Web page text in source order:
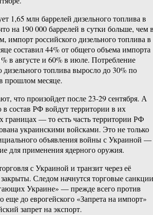
1,65 млн баррелей дизельного топлива в
на 190 000 баррелей в сутки больше, чем
импорт российского дизельного топлива в
составил 44% от общего объема импорта
в августе и 60% в июле. Потребление
дизельного топлива выросло до 30% по
прошлом месяце.
что произойдет после 23-29 сентября. А
в состав РФ войдут территории в их
границах — то есть часть территории РФ
украинскими войсками. Это не только
объявления войны с Украиной —
для применения ядерного оружия.
с Украиной и транзит через её
Следом начнутся торговые санкции
Украине» — прежде всего против
еще до еврогейского «Запрета на импорт»
запрет на экспорт.